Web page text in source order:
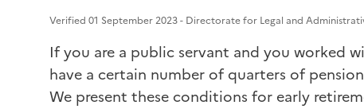
Verified 01 September 2023 - Directorate for Legal and
If you are a public servant and you worked
have a certain number of quarters of
We present these conditions for early